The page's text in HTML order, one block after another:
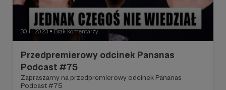
30.11.2023 ● Brak komentarzy
Przedpremierowy odcinek Pananas
Podcast #75
Zapraszamy na przedpremierowy odcinek Pananas
Podcast #75